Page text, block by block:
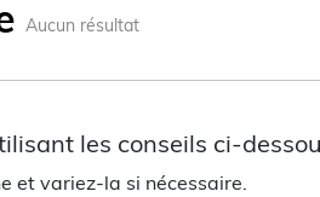
Aucun résultat
les conseils ci-
et variez-la si nécessaire.